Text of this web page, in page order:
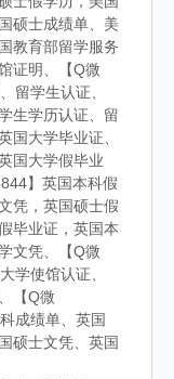
硕士成绩单、美
教育部留学服务
证明、【Q微
留学生认证、
生学历认证、留
国大学毕业证、
国大学假毕业
】英国本科假
凭，英国硕士假
毕业证，英国本
文凭、【Q微
学使馆认证、
【Q微
成绩单、英国
硕士文凭、英国